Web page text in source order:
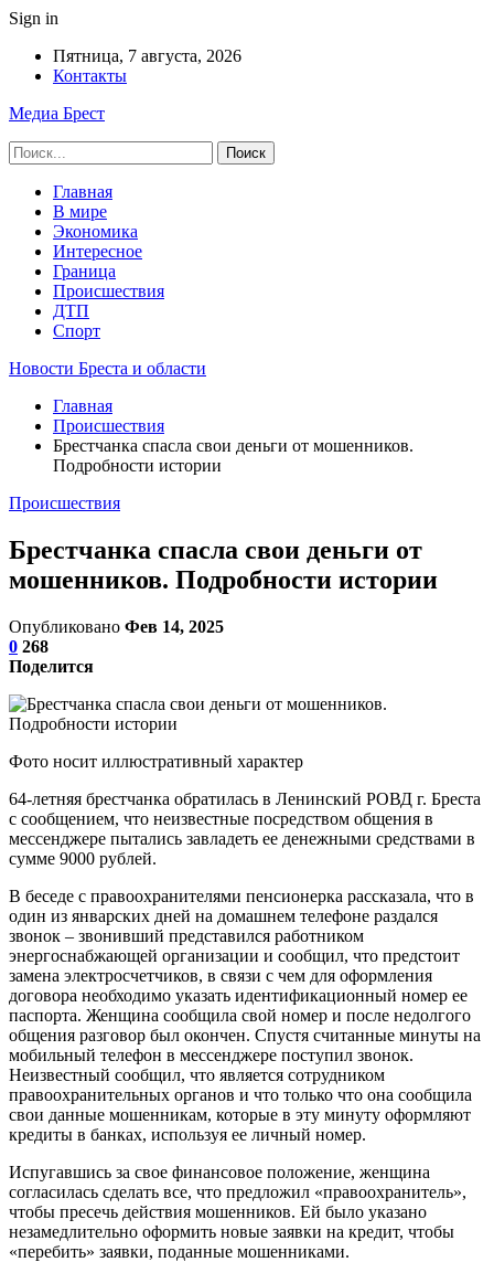
Sign in
Пятница, 7 августа, 2026
Контакты
Медиа Брест
Главная
В мире
Экономика
Интересное
Граница
Происшествия
ДТП
Спорт
Новости Бреста и области
Главная
Происшествия
Брестчанка спасла свои деньги от мошенников.
Подробности истории
Происшествия
Брестчанка спасла свои деньги от
мошенников. Подробности истории
Опубликовано Фев 14, 2025
0 268
Поделится
Фото носит иллюстративный характер
64-летняя брестчанка обратилась в Ленинский РОВД г. Бреста
с сообщением, что неизвестные посредством общения в
мессенджере пытались завладеть ее денежными средствами в
сумме 9000 рублей.
В беседе с правоохранителями пенсионерка рассказала, что в
один из январских дней на домашнем телефоне раздался
звонок – звонивший представился работником
энергоснабжающей организации и сообщил, что предстоит
замена электросчетчиков, в связи с чем для оформления
договора необходимо указать идентификационный номер ее
паспорта. Женщина сообщила свой номер и после недолгого
общения разговор был окончен. Спустя считанные минуты на
мобильный телефон в мессенджере поступил звонок.
Неизвестный сообщил, что является сотрудником
правоохранительных органов и что только что она сообщила
свои данные мошенникам, которые в эту минуту оформляют
кредиты в банках, используя ее личный номер.
Испугавшись за свое финансовое положение, женщина
согласилась сделать все, что предложил «правоохранитель»,
чтобы пресечь действия мошенников. Ей было указано
незамедлительно оформить новые заявки на кредит, чтобы
«перебить» заявки, поданные мошенниками.